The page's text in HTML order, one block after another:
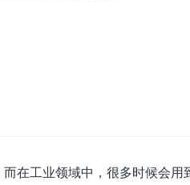
在工业领域中，很多时候会用